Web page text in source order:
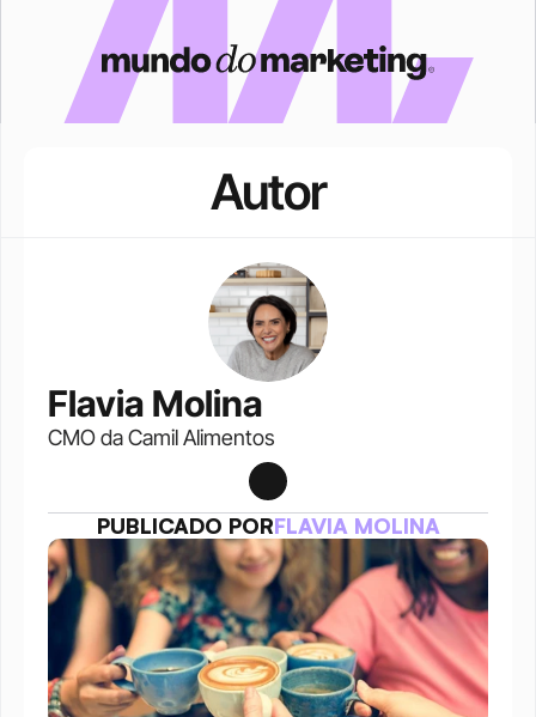
Autor
Flavia Molina
CMO da Camil Alimentos
PUBLICADO PORFLAVIA MOLINA